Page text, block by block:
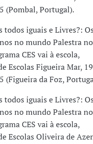
(Pombal, Portugal).
todos iguais e Livres?: Os
no mundo Palestra no
CES vai à escola,
Escolas Figueira Mar,
(Figueira da Foz,
todos iguais e Livres?: Os
no mundo Palestra no
CES vai à escola,
Escolas Oliveira de